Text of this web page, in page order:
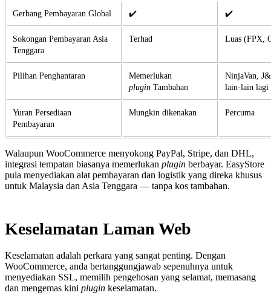
Gerbang Pembayaran Global ✔️ ✔️
Sokongan Pembayaran Asia
Tenggara
Terhad Luas (FPX,
Pilihan Penghantaran
Memerlukan
plugin Tambahan
NinjaVan,
lain-lain lagi
Yuran Persediaan
Pembayaran
Mungkin dikenakan Percuma
Walaupun WooCommerce menyokong PayPal, Stripe, dan DHL,
integrasi tempatan biasanya memerlukan plugin berbayar. EasyStore
pula menyediakan alat pembayaran dan logistik yang direka khusus
untuk Malaysia dan Asia Tenggara — tanpa kos tambahan.
Keselamatan Laman Web
Keselamatan adalah perkara yang sangat penting. Dengan
WooCommerce, anda bertanggungjawab sepenuhnya untuk
menyediakan SSL, memilih pengehosan yang selamat, memasang
dan mengemas kini plugin keselamatan.